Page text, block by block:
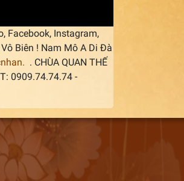
Facebook, Instagram,
Biên ! Nam Mô A Di Đà
. CHÙA QUAN THẾ
0909.74.74.74 -